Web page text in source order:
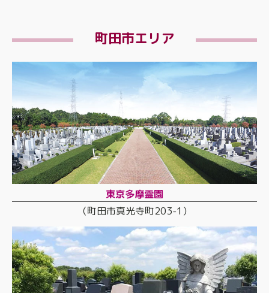
町田市エリア
東京多摩霊園
（町田市真光寺町203-1）